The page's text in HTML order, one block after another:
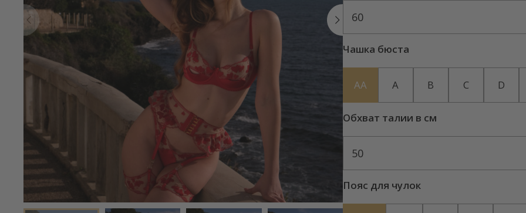
60
Чашка бюста
AA A B C D
Обхват талии в см
50
Пояс для чулок